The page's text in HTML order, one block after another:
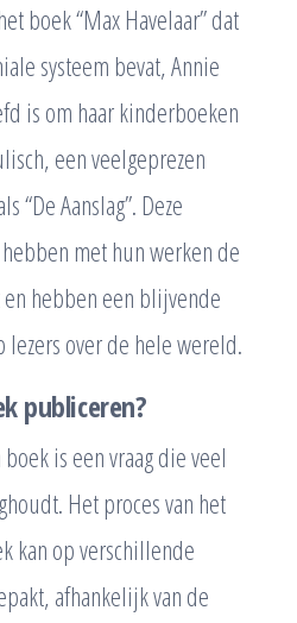
boek “Max Havelaar” dat
systeem bevat, Annie
is om haar kinderboeken
een veelgeprezen
“De Aanslag”. Deze
met hun werken de
hebben een blijvende
lezers over de hele wereld.
publiceren?
is een vraag die veel
Het proces van het
kan op verschillende
afhankelijk van de